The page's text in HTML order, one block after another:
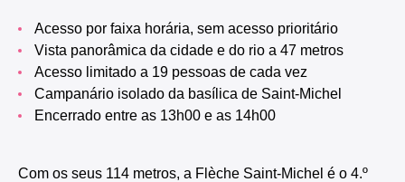
Acesso por faixa horária, sem acesso prioritário
Vista panorâmica da cidade e do rio a 47 metros
Acesso limitado a 19 pessoas de cada vez
Campanário isolado da basílica de Saint-Michel
Encerrado entre as 13h00 e as 14h00
Com os seus 114 metros, a Flèche Saint-Michel é o 4.º